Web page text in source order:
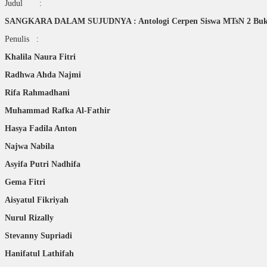
Judul :
SANGKARA DALAM SUJUDNYA : Antologi Cerpen Siswa MTsN 2
Penulis :
Khalila Naura Fitri
Radhwa Ahda Najmi
Rifa Rahmadhani
Muhammad Rafka Al-Fathir
Hasya Fadila Anton
Najwa Nabila
Asyifa Putri Nadhifa
Gema Fitri
Aisyatul Fikriyah
Nurul Rizally
Stevanny Supriadi
Hanifatul Lathifah